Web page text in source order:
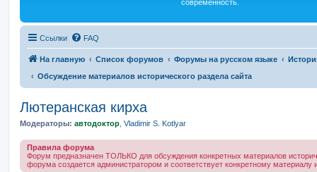
современность.
Ссылки FAQ
На главную Список форумов Форумы на русском языке
Обсуждение материалов исторического раздела сайта
Лютеранская кирха
Модераторы: автодоктор Vladimir S. Kotlyar
Правила форума
Форум предназначен ТОЛЬКО для обсуждения конкретных материалов
форума создается администратором и соответствует конкретному материалу